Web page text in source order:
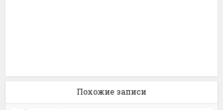
Похожие записи